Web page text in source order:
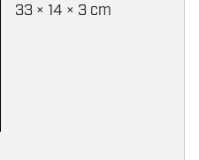
33 × 14 × 3 cm